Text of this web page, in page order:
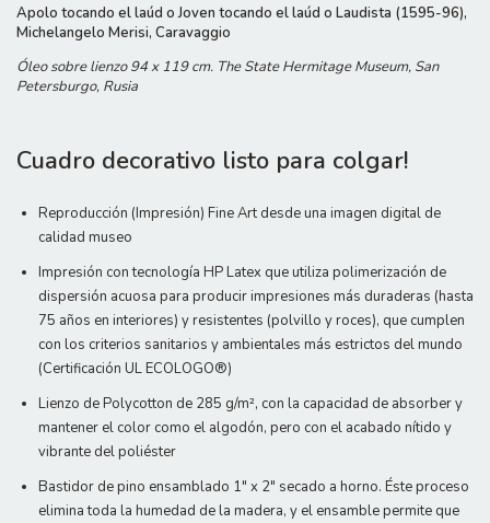
Apolo tocando el laúd o Joven tocando el laúd o Laudista (1595-96),
Michelangelo Merisi, Caravaggio
Óleo sobre lienzo 94 x 119 cm. The State Hermitage Museum, San
Petersburgo, Rusia
Cuadro decorativo listo para colgar!
Reproducción (Impresión) Fine Art desde una imagen digital de
calidad museo
Impresión con tecnología HP Latex que utiliza polimerización de
dispersión acuosa para producir impresiones más duraderas (hasta
75 años en interiores) y resistentes (polvillo y roces), que cumplen
con los criterios sanitarios y ambientales más estrictos del mundo
(Certificación UL ECOLOGO®)
Lienzo de Polycotton de 285 g/m², con la capacidad de absorber y
mantener el color como el algodón, pero con el acabado nítido y
vibrante del poliéster
Bastidor de pino ensamblado 1" x 2" secado a horno. Éste proceso
elimina toda la humedad de la madera, y el ensamble permite que